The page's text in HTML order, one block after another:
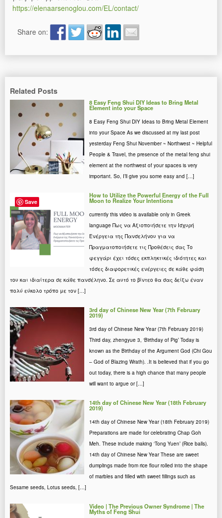
https://elenaarsenoglou.com/EL/contact/
Share on:
Related Posts
8 Easy Feng Shui DIY Ideas to Bring Metal
Element into your Space
8 Easy Feng Shui DIY Ideas to Bring Metal Element
into your Space As we discussed at my last post
yesterday Feng Shui November ~ Northwest ~ Helpful
People & Travel, the presence of the metal feng shui
element at the northwest of your spaces is very
important. So, I’ll give you some easy and […]
How to Utilize the Powerful Energy of the Full
Moon to Realize Your Intentions
currently this video is available only in Greek
language Πως να Αξιοποιήσετε την Ισχυρή
Ενέργεια της Πανσελήνου για να
Πραγματοποιήσετε τις Προθέσεις σας Το
φεγγάρι έχει τόσες εκπληκτικές ιδιότητες και
τόσες διαφορετικές ενέργειες σε κάθε φάση
του και ιδιαίτερα σε κάθε πανσέληνο. Σε αυτό το βίντεο θα σας δείξω έναν
πολύ εύκολο τρόπο με τον […]
3rd day of Chinese New Year (7th February
2019)
3rd day of Chinese New Year (7th February 2019)
Third day, zhengyue 3, ‘Birthday of Pig’ Today is
known as the Birthday of the Argument God (Chi Gou
– God of Blazing Wrath). .It is believed that if you go
out today, there is a high chance that many people
will want to argue or […]
14th day of Chinese New Year (18th February
2019)
14th day of Chinese New Year (18th February 2019)
Preparations are made for celebrating Chap Goh
Meh. These include making ‘Tong Yuen’ (Rice balls).
14th day of Chinese New Year These are sweet
dumplings made from rice flour rolled into the shape
of marbles and filled with sweet fillings such as
Sesame seeds, Lotus seeds, […]
Video | The Previous Owner Syndrome | The
Myths of Feng Shui
Save